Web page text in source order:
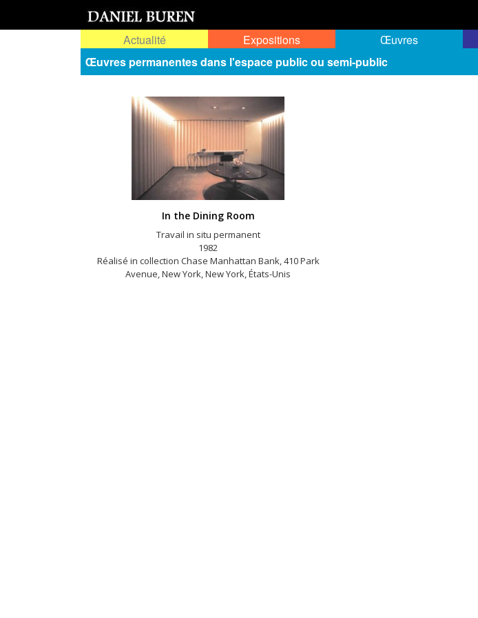
Actualité Expositions
Œuvres
Œuvres permanentes dans l'espace public ou semi-public
In the Dining Room
Travail in situ permanent
1982
Réalisé in collection Chase Manhattan Bank, 410 Park
Avenue, New York, New York, États-Unis